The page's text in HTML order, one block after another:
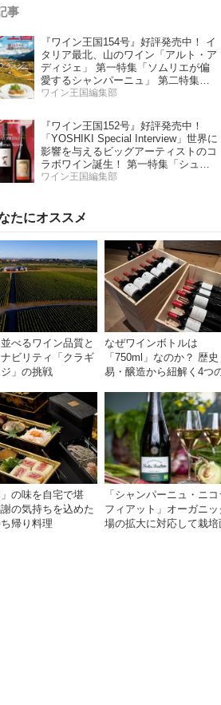
事
『ワイン王国154号』好評発売中！ イ
タリア最北、山のワイン「アルト・ア
ディジェ」 第一特集「ソムリエが偏
愛するシャンパーニュ」 第二特集
「この夏の主役！ ナチュラルなロゼ
ワイン王国編集部
『ワイン王国152号』好評発売中！
「YOSHIKI Special Interview」世界に
影響を与えるビッグアーティストのコ
ラボワイン誕生！ 第一特集「シュワ
ッ！ と学ぶスパークリングワイン」
ワイン王国編集部
たにオススメ
べるワイン品質と
ビリティ「クラギ
」の挑戦
なぜワインボトルは
「750ml」なのか？ 歴史
易・醸造から紐解く4つ
」の味を自宅で堪
の気持ちを込めた
帰り料理
「シャンパーニュ・ニコ
フィアット」オーガニッ
場の拡大に対応して栽培